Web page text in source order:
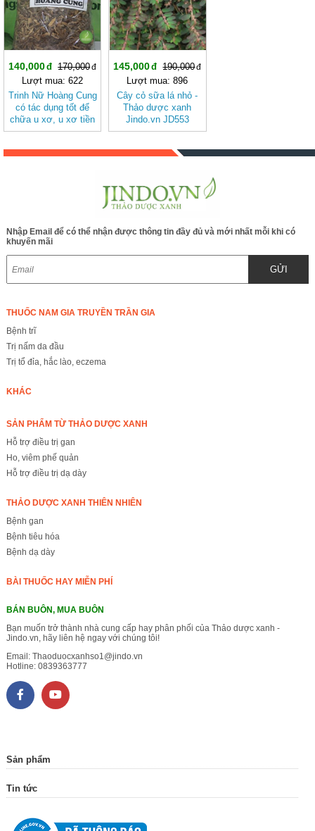
140,000
170,000
Lượt mua: 622
Trinh Nữ Hoàng Cung
có tác dụng tốt để
chữa u xơ, u xơ tiền
liệt tuyến, ung thư tử
dày JD007 -
145,000
190,000
Lượt mua: 896
Cây cỏ sữa lá nhỏ -
Thảo dược xanh
Jindo.vn JD553
Nhập Email để có thể nhận được thông tin đầy đủ và mới nhất mỗi khi có
khuyến mãi
GỬI
THUỐC NAM GIA TRUYỀN TRẦN GIA
Bệnh trĩ
Trị nấm da đầu
Trị tổ đỉa, hắc lào, eczema
KHÁC
SẢN PHẨM TỪ THẢO DƯỢC XANH
Hỗ trợ điều trị gan
Ho, viêm phế quản
Hỗ trợ điều trị dạ dày
THẢO DƯỢC XANH THIÊN NHIÊN
Bệnh gan
Bệnh tiêu hóa
Bệnh dạ dày
BÀI THUỐC HAY MIỄN PHÍ
BÁN BUÔN, MUA BUÔN
Bạn muốn trở thành nhà cung cấp hay phân phối của Thảo dược xanh -
Jindo.vn, hãy liên hệ ngay với chúng tôi!
Email: Thaoduocxanhso1@jindo.vn
Hotline: 0839363777
Sản phẩm
Tin tức